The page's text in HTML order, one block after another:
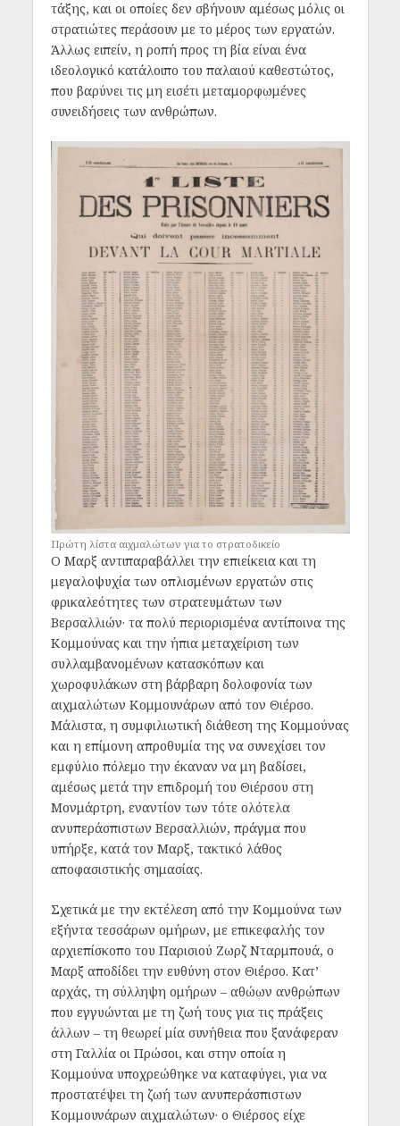
τάξης, και οι οποίες δεν σβήνουν αμέσως μόλις οι
στρατιώτες περάσουν με το μέρος των εργατών.
Άλλως ειπείν, η ροπή προς τη βία είναι ένα
ιδεολογικό κατάλοιπο του παλαιού καθεστώτος,
που βαρύνει τις μη εισέτι μεταμορφωμένες
συνειδήσεις των ανθρώπων.
Πρώτη λίστα αιχμαλώτων για το στρατοδικείο
Ο Μαρξ αντιπαραβάλλει την επιείκεια και τη
μεγαλοψυχία των οπλισμένων εργατών στις
φρικαλεότητες των στρατευμάτων των
Βερσαλλιών· τα πολύ περιορισμένα αντίποινα της
Κομμούνας και την ήπια μεταχείριση των
συλλαμβανομένων κατασκόπων και
χωροφυλάκων στη βάρβαρη δολοφονία των
αιχμαλώτων Κομμουνάρων από τον Θιέρσο.
Μάλιστα, η συμφιλιωτική διάθεση της Κομμούνας
και η επίμονη απροθυμία της να συνεχίσει τον
εμφύλιο πόλεμο την έκαναν να μη βαδίσει,
αμέσως μετά την επιδρομή του Θιέρσου στη
Μονμάρτρη, εναντίον των τότε ολότελα
ανυπεράσπιστων Βερσαλλιών, πράγμα που
υπήρξε, κατά τον Μαρξ, τακτικό λάθος
αποφασιστικής σημασίας.
Σχετικά με την εκτέλεση από την Κομμούνα των
εξήντα τεσσάρων ομήρων, με επικεφαλής τον
αρχιεπίσκοπο του Παρισιού Ζωρζ Νταρμπουά, ο
Μαρξ αποδίδει την ευθύνη στον Θιέρσο. Κατ’
αρχάς, τη σύλληψη ομήρων – αθώων ανθρώπων
που εγγυώνται με τη ζωή τους για τις πράξεις
άλλων – τη θεωρεί μία συνήθεια που ξανάφεραν
στη Γαλλία οι Πρώσοι, και στην οποία η
Κομμούνα υποχρεώθηκε να καταφύγει, για να
προστατέψει τη ζωή των ανυπεράσπιστων
Κομμουνάρων αιχμαλώτων· ο Θιέρσος είχε